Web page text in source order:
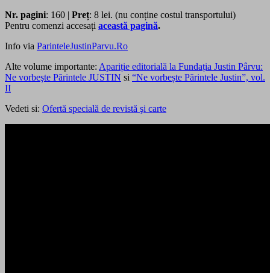
Nr. pagini: 160 | Preț: 8 lei. (nu conține costul transportului)
Pentru comenzi accesați această pagină.
Info via ParinteleJustinParvu.Ro
Alte volume importante: Apariție editorială la Fundația Justin Pârvu:
Ne vorbeşte Părintele JUSTIN si “Ne vorbește Părintele Justin”, vol.
II
Vedeti si: Ofertă specială de revistă şi carte